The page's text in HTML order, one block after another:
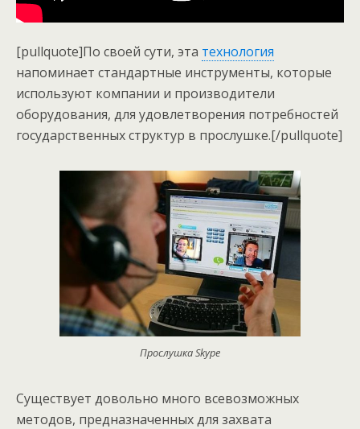
[pullquote]По своей сути, эта технология
напоминает стандартные инструменты, которые
используют компании и производители
оборудования, для удовлетворения потребностей
государственных структур в прослушке.[/pullquote]
Прослушка Skype
Существует довольно много всевозможных
методов, предназначенных для захвата